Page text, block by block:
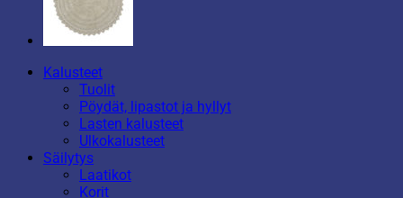
Kalusteet
Tuolit
Pöydät, lipastot ja hyllyt
Lasten kalusteet
Ulkokalusteet
Säilytys
Laatikot
Korit